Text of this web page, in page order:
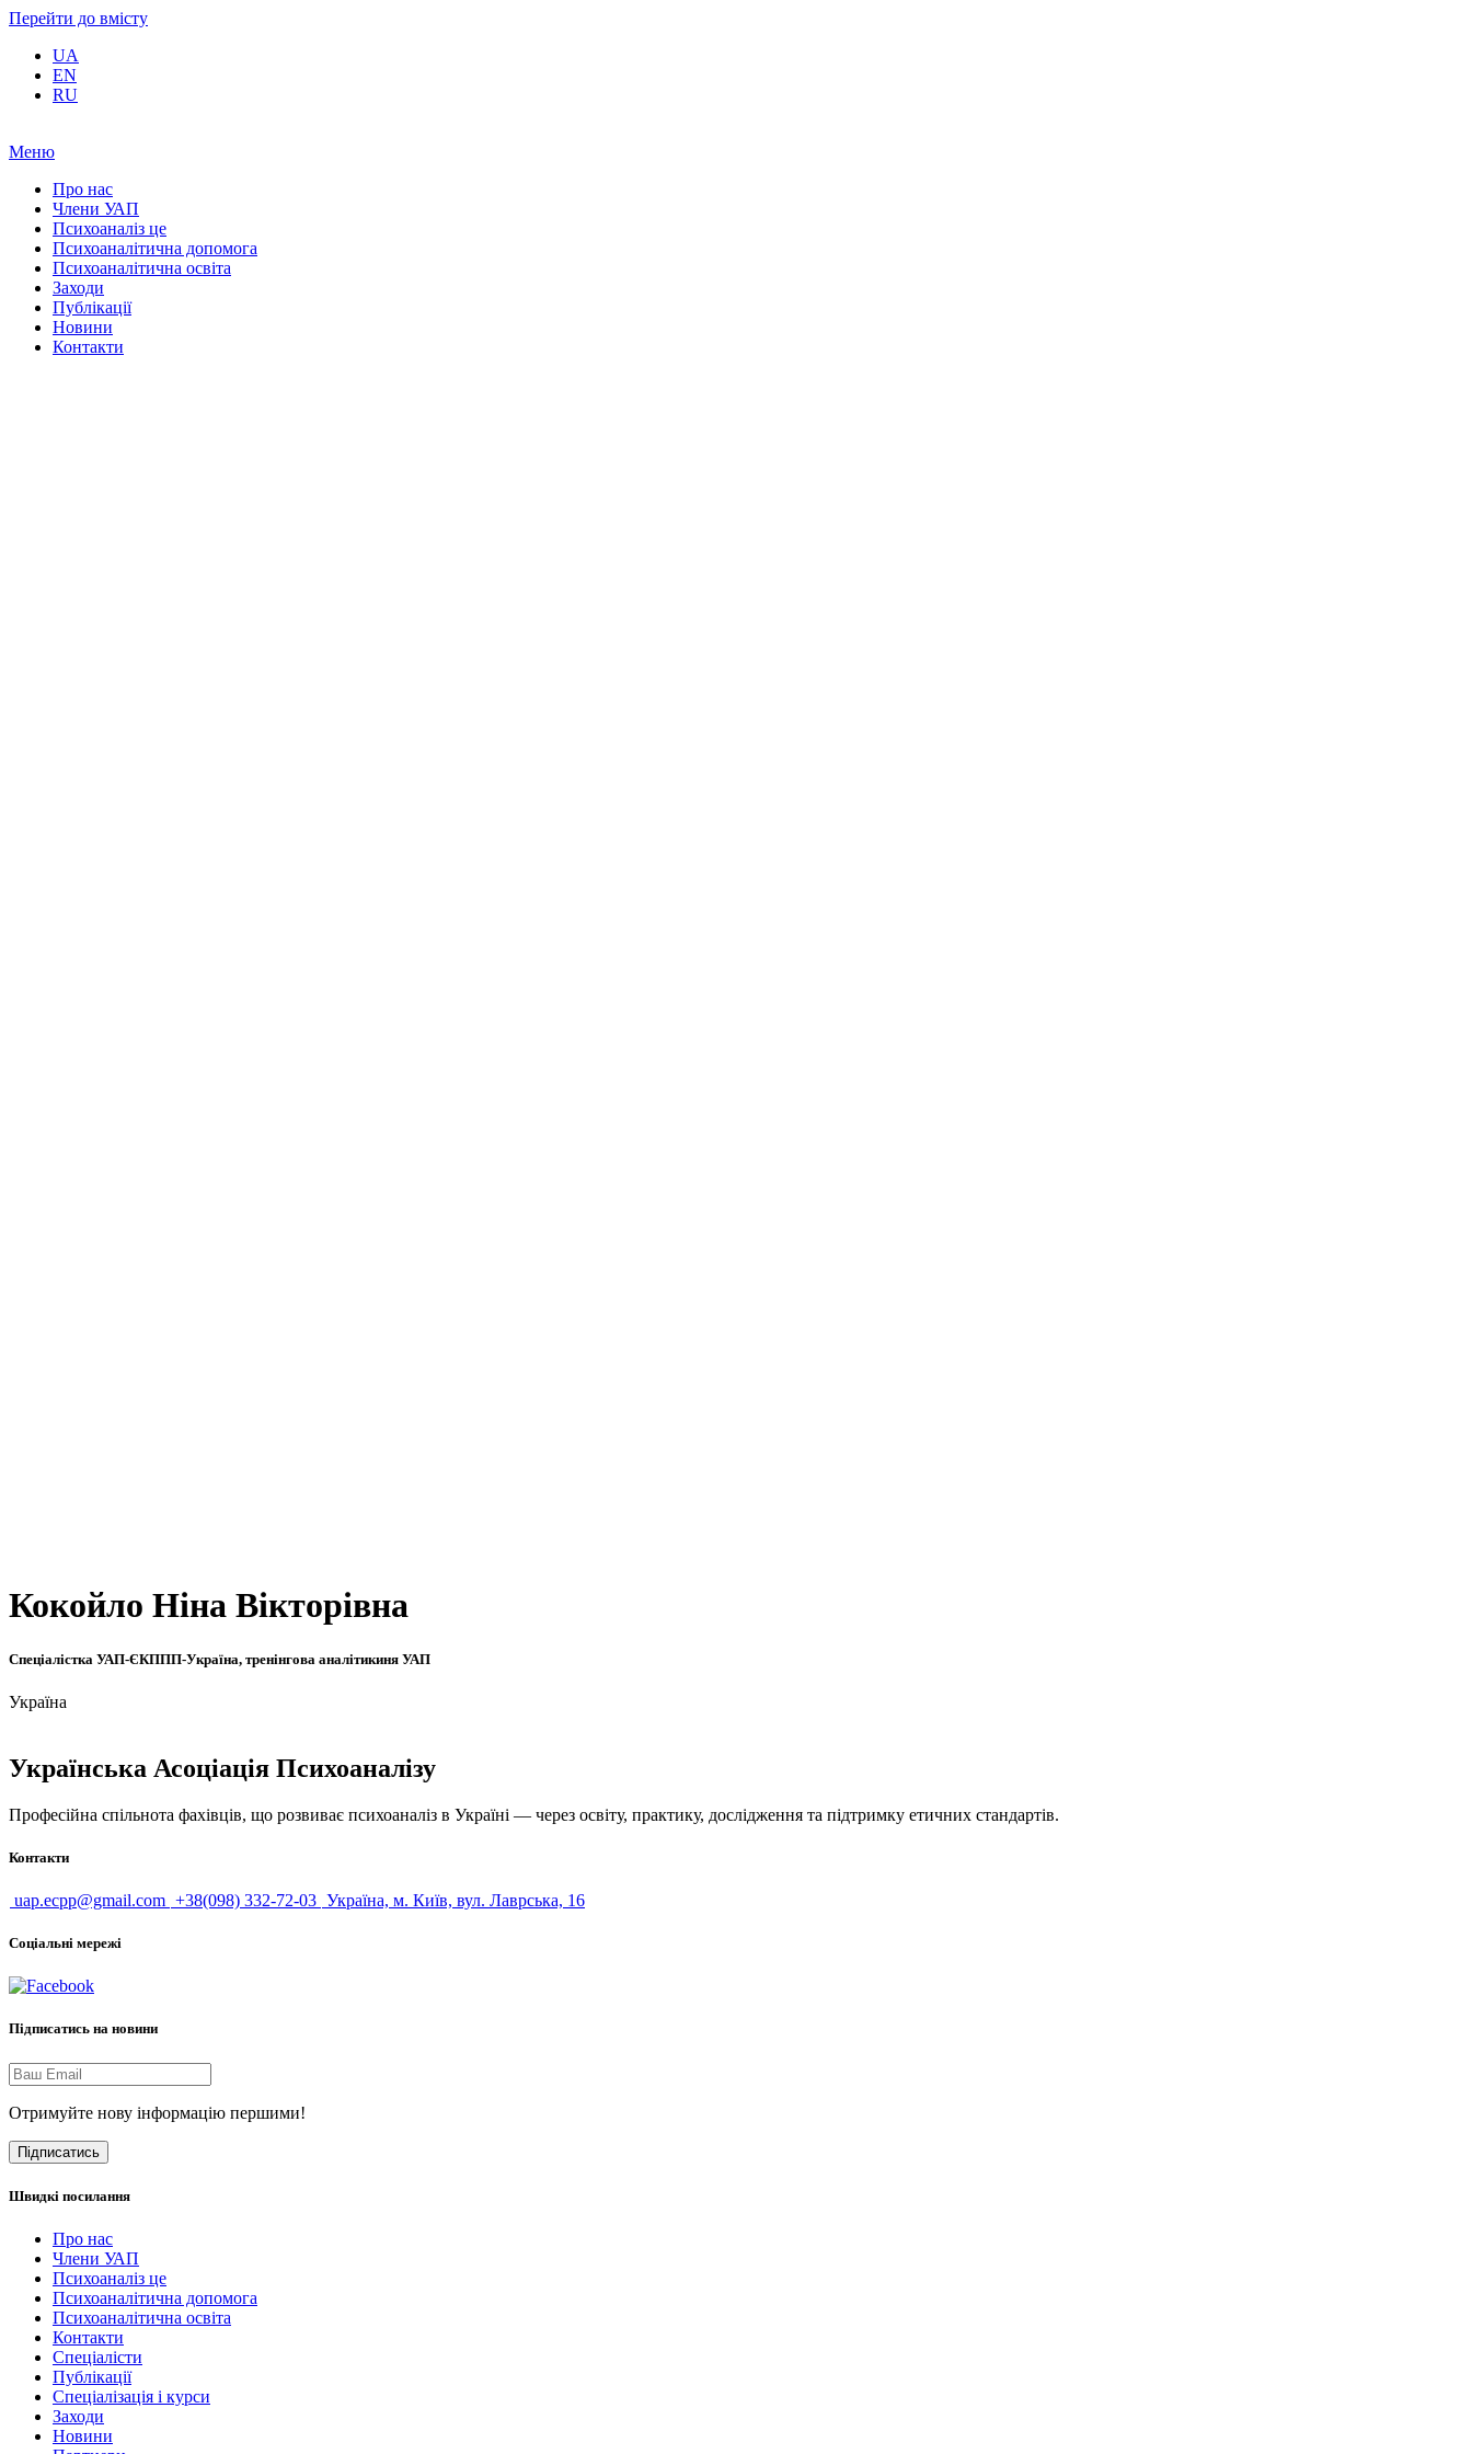
Перейти до вмісту
UA
EN
RU
Меню
Про нас
Члени УАП
Психоаналіз це
Психоаналітична допомога
Психоаналітична освіта
Заходи
Публікації
Новини
Контакти
Кокойло Ніна Вікторівна
Спеціалістка УАП-ЄКППП-Україна, тренінгова аналітикиня УАП
Україна
Українська Асоціація Психоаналізу
Професійна спільнота фахівців, що розвиває психоаналіз в Україні — через освіту, практику, дослідження та підтримку етичних стандартів.
Контакти
uap.ecpp@gmail.com +38(098) 332-72-03 Україна, м. Київ, вул. Лаврська, 16
Соціальні мережі
Підписатись на новини
Отримуйте нову інформацію першими!
Підписатись
Швидкі посилання
Про нас
Члени УАП
Психоаналіз це
Психоаналітична допомога
Психоаналітична освіта
Контакти
Спеціалісти
Публікації
Cпеціалізація і курси
Заходи
Новини